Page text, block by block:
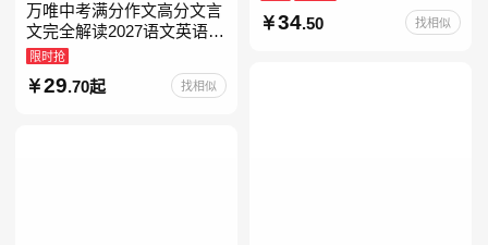
盖茨逢人就推荐的热门大
书！）读客经管文库
34.50 找相似
万唯中考满分作文高分文言
文完全解读2027语文英语初
中作文万维中考现代文古诗
文阅读名著阅读考点精练古
诗文60篇文言文实词
限时抢
29.70起 找相似